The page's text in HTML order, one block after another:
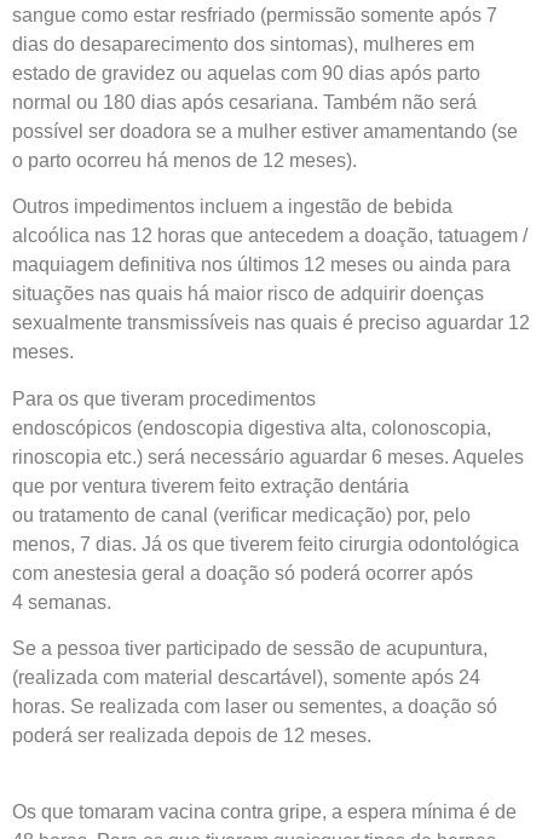
sangue como estar resfriado (permissão somente após 7
dias do desaparecimento dos sintomas), mulheres em
estado de gravidez ou aquelas com 90 dias após parto
normal ou 180 dias após cesariana. Também não será
possível ser doadora se a mulher estiver amamentando (se
o parto ocorreu há menos de 12 meses).
Outros impedimentos incluem a ingestão de bebida
alcoólica nas 12 horas que antecedem a doação, tatuagem /
maquiagem definitiva nos últimos 12 meses ou ainda para
situações nas quais há maior risco de adquirir doenças
sexualmente transmissíveis nas quais é preciso aguardar 12
meses.
Para os que tiveram procedimentos
endoscópicos (endoscopia digestiva alta, colonoscopia,
rinoscopia etc.) será necessário aguardar 6 meses. Aqueles
que por ventura tiverem feito extração dentária
ou tratamento de canal (verificar medicação) por, pelo
menos, 7 dias. Já os que tiverem feito cirurgia odontológica
com anestesia geral a doação só poderá ocorrer após
4 semanas.
Se a pessoa tiver participado de sessão de acupuntura,
(realizada com material descartável), somente após 24
horas. Se realizada com laser ou sementes, a doação só
poderá ser realizada depois de 12 meses.
Os que tomaram vacina contra gripe, a espera mínima é de